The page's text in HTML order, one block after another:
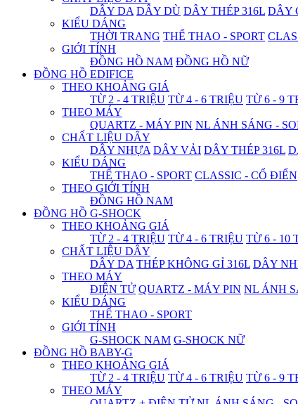
DÂY DA DÂY DÙ DÂY THÉP 316L DÂY
KIỂU DÁNG
THỜI TRANG THỂ THAO - SPORT
GIỚI TÍNH
ĐỒNG HỒ NAM ĐỒNG HỒ NỮ
ĐỒNG HỒ EDIFICE
THEO KHOẢNG GIÁ
TỪ 2 - 4 TRIỆU TỪ 4 - 6 TRIỆU TỪ 6 - 9
THEO MÁY
QUARTZ - MÁY PIN NL ÁNH SÁNG -
CHẤT LIỆU DÂY
DÂY NHỰA DÂY VẢI DÂY THÉP 316L
KIỂU DÁNG
THỂ THAO - SPORT CLASSIC - CỔ ĐIỂN
THEO GIỚI TÍNH
ĐỒNG HỒ NAM
ĐỒNG HỒ G-SHOCK
THEO KHOẢNG GIÁ
TỪ 2 - 4 TRIỆU TỪ 4 - 6 TRIỆU TỪ 6 - 10
CHẤT LIỆU DÂY
DÂY DA THÉP KHÔNG GỈ 316L DÂY
THEO MÁY
ĐIỆN TỬ QUARTZ - MÁY PIN NL ÁNH
KIỂU DÁNG
THỂ THAO - SPORT
GIỚI TÍNH
G-SHOCK NAM G-SHOCK NỮ
ĐỒNG HỒ BABY-G
THEO KHOẢNG GIÁ
TỪ 2 - 4 TRIỆU TỪ 4 - 6 TRIỆU TỪ 6 - 9
THEO MÁY